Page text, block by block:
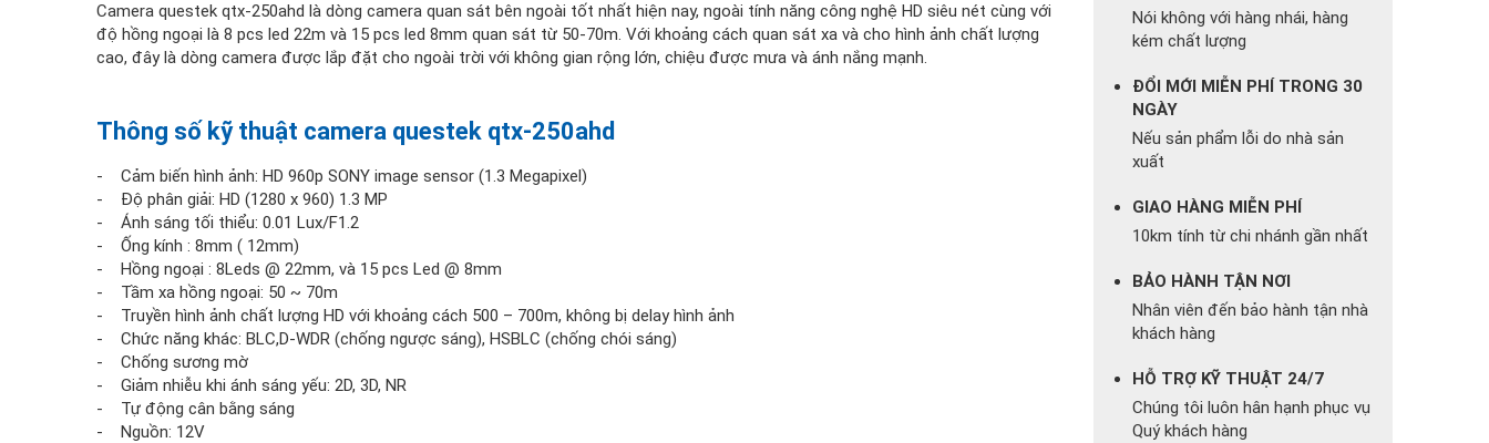
Camera questek qtx-250ahd là dòng camera quan sát bên ngoài tốt nhất hiện nay, ngoài tính năng công nghệ HD siêu nét cùng với
độ hồng ngoại là 8 pcs led 22m và 15 pcs led 8mm quan sát từ 50-70m. Với khoảng cách quan sát xa và cho hình ảnh chất lượng
cao, đây là dòng camera được lắp đặt cho ngoài trời với không gian rộng lớn, chiệu được mưa và ánh nắng mạnh.
Thông số kỹ thuật camera questek qtx-250ahd
- Cảm biến hình ảnh: HD 960p SONY image sensor (1.3 Megapixel)
- Độ phân giải: HD (1280 x 960) 1.3 MP
- Ánh sáng tối thiểu: 0.01 Lux/F1.2
- Ống kính : 8mm ( 12mm)
- Hồng ngoại : 8Leds @ 22mm, và 15 pcs Led @ 8mm
- Tầm xa hồng ngoại: 50 ~ 70m
- Truyền hình ảnh chất lượng HD với khoảng cách 500 – 700m, không bị delay hình ảnh
- Chức năng khác: BLC,D-WDR (chống ngược sáng), HSBLC (chống chói sáng)
- Chống sương mờ
- Giảm nhiễu khi ánh sáng yếu: 2D, 3D, NR
- Tự động cân bằng sáng
- Nguồn: 12V
Nói không với hàng nhái, hàng
kém chất lượng
ĐỔI MỚI MIỄN PHÍ TRONG 30
NGÀY
Nếu sản phẩm lỗi do nhà sản
xuất
GIAO HÀNG MIỄN PHÍ
10km tính từ chi nhánh gần nhất
BẢO HÀNH TẬN NƠI
Nhân viên đến bảo hành tận nhà
khách hàng
HỖ TRỢ KỸ THUẬT 24/7
Chúng tôi luôn hân hạnh phục vụ
Quý khách hàng